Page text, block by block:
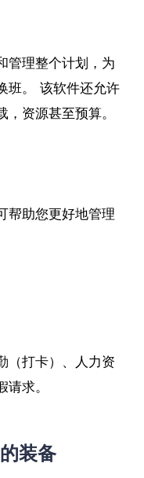
管理整个计划，为
班。 该软件还允许
资源甚至预算。
帮助您更好地管理
（打卡）、人力资
求。
装备